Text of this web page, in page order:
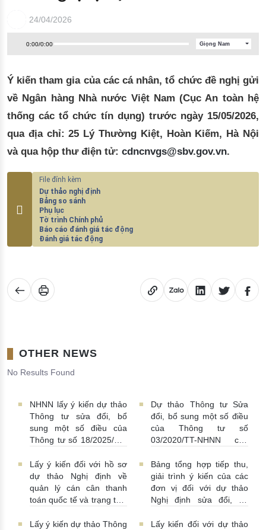
24/04/2026
0:00/0:00 Giọng Nam
Ý kiến tham gia của các cá nhân, tổ chức đề nghị gửi
về Ngân hàng Nhà nước Việt Nam (Cục An toàn hệ
thống các tổ chức tín dụng) trước ngày 15/05/2026,
qua địa chỉ: 25 Lý Thường Kiệt, Hoàn Kiếm, Hà Nội
và qua hộp thư điện tử: cdncnvgs@sbv.gov.vn.
Dự thảo nghị định
Bảng so sánh
Phụ lục
Tờ trình Chính phủ
Báo cáo đánh giá tác động
Đánh giá tác động
OTHER NEWS
No Results Found
NHNN lấy ý kiến dự thảo
Thông tư sửa đổi, bổ
sung một số điều của
Thông tư số 18/2025/TT-
thập, khai thác, chia sẻ
thông tin của Hệ thống
thông tin phục vụ công
tác giám sát hoạt động
03/08/2026 | 15:00:00
Dự thảo Thông tư Sửa
đổi, bổ sung một số điều
của Thông tư số
03/2020/TT-NHNN của
định về tiêu huỷ tiền của
NHNN
03/08/2026 |
11:16:00
Lấy ý kiến đối với hồ sơ
dự thảo Nghị định về
quản lý cán cân thanh
toán quốc tế và trạng thái
31/07/2026 | 10:00:00
Bảng tổng hợp tiếp thu,
giải trình ý kiến của các
đơn vị đối với dự thảo
Nghị định sửa đổi, bổ
52/2024/NĐ-CP
Lấy ý kiến dự thảo Thông
Lấy kiến đối với dự thảo